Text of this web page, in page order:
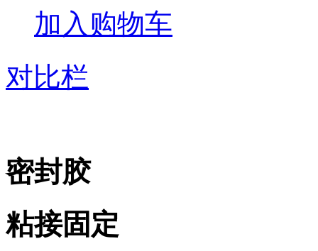
加入购物车
对比栏
密封胶
粘接固定